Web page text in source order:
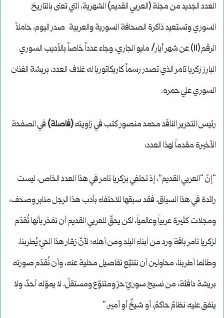
العدد الجديد من مجلة (العربي القديم) الشهرية، التي تعنى بالتاريخ
السوري وتستعيد ذاكرة الصحافة السورية والعربية صدر اليوم، حاملاً
الرقم (11) عن شهر أيار/ مايو الجاري، وجاء عدداً خاصاً بالأديب السوري
البارز زكريا تامر الذي تصدر رسماً كاريكاتوريا له غلاف العدد، بريشة الفنان
السوري علي حمره.
رئيس التحرير الناقد محمد منصور كتب في زاويته(فاصلة) في الصفحة
الأخيرة مقدماً لهذا العدد:
“إنّ “العربي القديم”، إذ تحتفي بزكريا تامر في هذا العدد الخاص، ليست
رائدة في هذا السياق، فقد سبقها للاحتفاء بأدب هذا الرجل منابر وصحف،
ومجلات كثيرة عربياً وعالمياً، لكن يحقّ للعربي القديم أن تفخر بأنها تُقدّم
لزكريا تامر باقة ورد من أبناء البلد ومن أهله؛ لأنّ زمّار هذا الحيّ يُطربنا،
وطالما أطربنا، محاولين أن نتتبّع تفاصيل محلية عنه، وأن نُقدّم صورته
بريشة دافئة، من نسيج سوريّ حرّ ومتنوّع ومستقلّ، لا يموّله أحدٌ، ولا
ينفق عليه نظامٌ حاكمٌ، أو شيخٌ أو أمير.”